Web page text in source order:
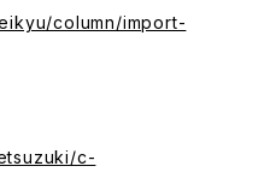
column/import-
c-